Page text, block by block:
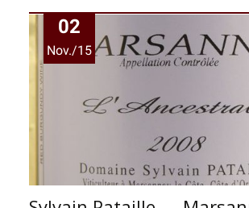
02
Nov./15